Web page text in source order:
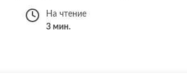
На чтение
3 мин.